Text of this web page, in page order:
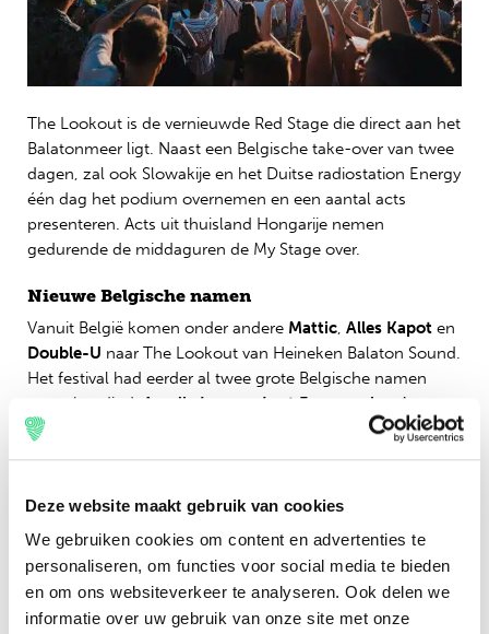
Deze website maakt gebruik van cookies
We gebruiken cookies om content en advertenties te
personaliseren, om functies voor social media te bieden
en om ons websiteverkeer te analyseren. Ook delen we
informatie over uw gebruik van onze site met onze
The Lookout is de vernieuwde Red Stage die direct aan het
Balatonmeer ligt. Naast een Belgische take-over van twee
dagen, zal ook Slowakije en het Duitse radiostation Energy
één dag het podium overnemen en een aantal acts
presenteren. Acts uit thuisland Hongarije nemen
gedurende de middaguren de My Stage over.
Nieuwe Belgische namen
Vanuit België komen onder andere Mattic, Alles Kapot en
Double-U naar The Lookout van Heineken Balaton Sound.
Het festival had eerder al twee grote Belgische namen
aangekondigd:
Amelie Lens Lost Frequencies
. Aan
Belgische gezelligheid geen gebrek dus deze zomer aan